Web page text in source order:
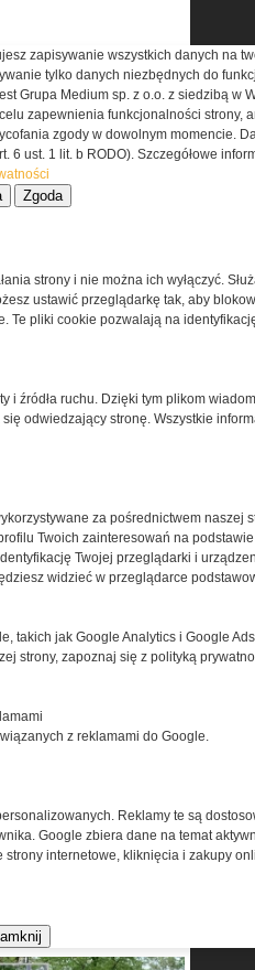
W PODPORZE
NOGĄ
Musielak
prawy łokieć w linii
ruchu,
uniesioną. Oprzyj
przed sobą.
do jednej linii.
stronie.
trenując
PODWYŻSZENIU
zapisywanie wszystkich danych na
tylko danych niezbędnych do
Grupa Medium sp. z o.o. z siedzibą w
zapewnienia funkcjonalności strony,
zgody w dowolnym momencie.
6 ust. 1 lit. b RODO). Szczegółowe
Zgoda
strony i nie można ich wyłączyć.
ustawić przeglądarkę tak, aby
Te pliki cookie pozwalają na
i źródła ruchu. Dzięki tym plikom
odwiedzający stronę. Wszystkie
za pośrednictwem naszej
Twoich zainteresowań na
Twojej przeglądarki i
widzieć w przeglądarce
takich jak Google Analytics i Google
strony, zapoznaj się z polityką
z reklamami do Google.
Reklamy te są
Google zbiera dane na temat
internetowe, kliknięcia i zakupy